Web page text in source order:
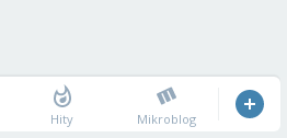
Hity Mikroblog